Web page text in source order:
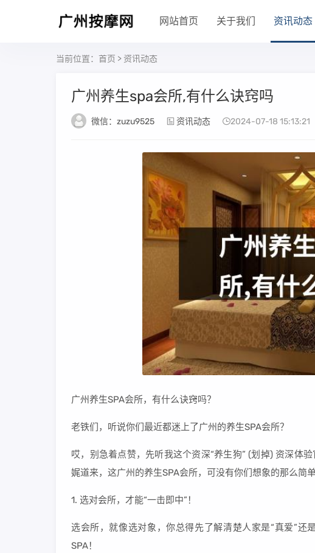
网站首页 关于我们 资讯动态
当前位置： 首页 >资讯动态
广州养生spa会所,有什么诀窍吗
微信：zuzu9525 资讯动态 2024-07-18 15:13:21
广州养生SPA会所，有什么诀窍吗？
老铁们，听说你们最近都迷上了广州的养生SPA会所？
哎，别急着点赞，先听我这个资深“养生狗” (划掉) 资深体
娓道来，这广州的养生SPA会所，可没有你们想象的那么简单
1. 选对会所，才能“一击即中”！
选会所，就像选对象，你总得先了解清楚人家是“真爱”还
SPA！